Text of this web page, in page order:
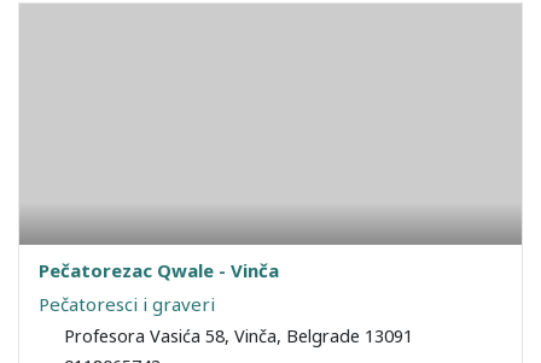
Pečatorezac Qwale - Vinča
Pečatoresci i graveri
Profesora Vasića 58, Vinča, Belgrade 13091